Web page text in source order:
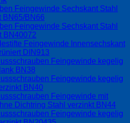
Feingewinde Sechskant Stahl
BN65/BN66
Feingewinde Sechskant Stahl
BN40072
Feingewinde Innensechskant
DIN913
Feingewinde kegelig
BN38
Feingewinde kegelig
BN40
Feingewinde mit
Dichtring Stahl verzinkt BN44
Feingewinde kegelig